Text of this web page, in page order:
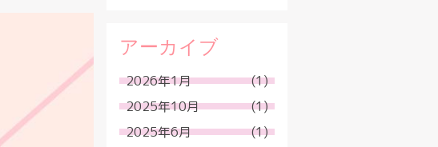
アーカイブ
2026年1月
(1)
2025年10月
(1)
2025年6月
(1)